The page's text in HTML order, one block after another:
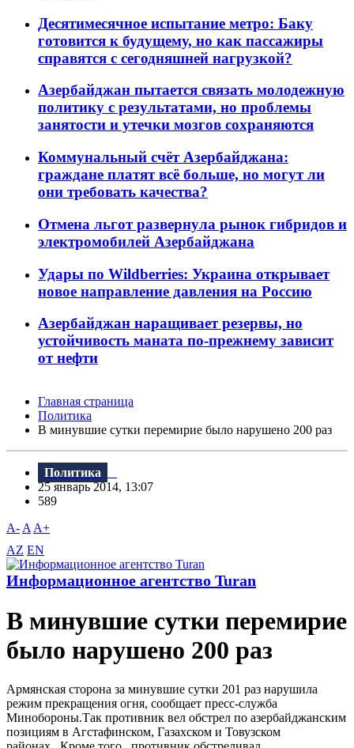
Десятимесячное испытание метро: Баку
готовится к будущему, но как пассажиры
справятся с сегодняшней нагрузкой?
Азербайджан пытается связать молодежную
политику с результатами, но проблемы
занятости и утечки мозгов сохраняются
Коммунальный счёт Азербайджана:
граждане платят всё больше, но могут ли
они требовать качества?
Отмена льгот развернула рынок гибридов и
электромобилей Азербайджана
Удары по Wildberries: Украина открывает
новое направление давления на Россию
Азербайджан наращивает резервы, но
устойчивость маната по-прежнему зависит
от нефти
Главная страница
Политика
В минувшие сутки перемирие было нарушено 200 раз
Политика
25 январь 2014, 13:07
589
A- A A+
AZ EN
Информационное агентство Turan
В минувшие сутки перемирие
было нарушено 200 раз
Армянская сторона за минувшие сутки 201 раз нарушила
режим прекращения огня, сообщает пресс-служба
Минобороны.Так противник вел обстрел по азербайджанским
позициям в Агстафинском, Газахском и Товузском